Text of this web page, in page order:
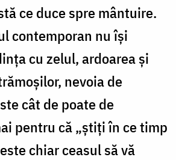
ce duce spre mântuire.
contemporan nu îşi
cu zelul, ardoarea şi
nevoia de
cât de poate de
pentru că „ştiţi în ce timp
chiar ceasul să vă